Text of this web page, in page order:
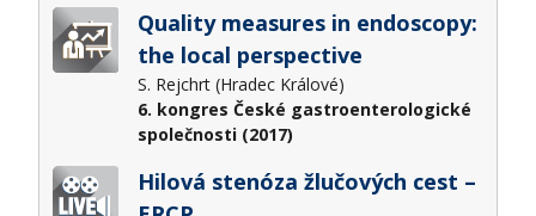
Quality measures in endoscopy:
the local perspective
S. Rejchrt (Hradec Králové)
6. kongres České gastroenterologické
společnosti (2017)
Hilová stenóza žlučových cest –